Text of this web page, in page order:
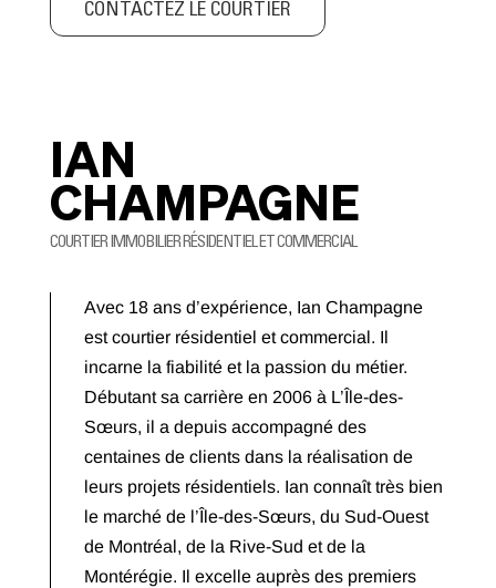
CONTACTEZ LE COURTIER
IAN
CHAMPAGNE
COURTIER IMMOBILIER RÉSIDENTIEL ET COMMERCIAL
Avec 18 ans d’expérience, Ian Champagne
est courtier résidentiel et commercial. Il
incarne la fiabilité et la passion du métier.
Débutant sa carrière en 2006 à L’Île-des-
Sœurs, il a depuis accompagné des
centaines de clients dans la réalisation de
leurs projets résidentiels. Ian connaît très bien
le marché de l’Île-des-Sœurs, du Sud-Ouest
de Montréal, de la Rive-Sud et de la
Montérégie. Il excelle auprès des premiers